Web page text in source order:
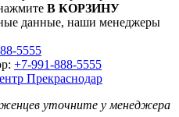
В КОРЗИНУ
данные, наши менеджеры
5555
+7-991-888-5555
Прекраснодар
уточните у менеджера